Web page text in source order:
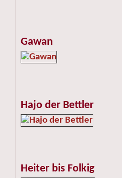
Gawan
Hajo der Bettler
Heiter bis Folkig